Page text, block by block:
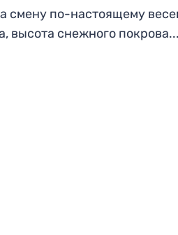
смену по-настоящему
высота снежного покрова...